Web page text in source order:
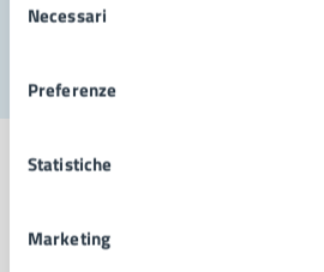
delNecessari
Preferenze
Statistiche
Marketing
Segnala disservizio
Comune di Napoli